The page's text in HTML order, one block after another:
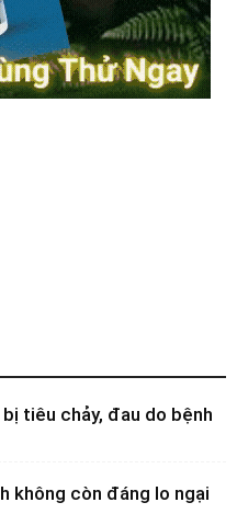
tiêu chảy, đau do bệnh
không còn đáng lo ngại